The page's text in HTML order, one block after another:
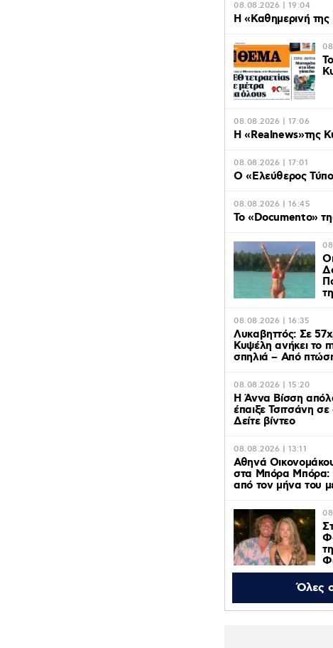
08.08.2026 | 19:04
H «Καθημερινή της
08.08.2026 | 17:06
Η «Realnews»της
08.08.2026 | 17:01
Ο «Eλεύθερος
08.08.2026 | 16:45
Το «Documento»
08.08.2026 | 16:35
Λυκαβηττός: Σε
Κυψέλη ανήκει το
σπηλιά – Από
08.08.2026 | 15:20
Η Άννα Βίσση
έπαιξε Τσιτσάνη
Δείτε βίντεο
08.08.2026 | 13:11
Αθηνά
στα Μπόρα Μπόρα:
από τον μήνα του
Μυστράς: «Δεν το
Όλες